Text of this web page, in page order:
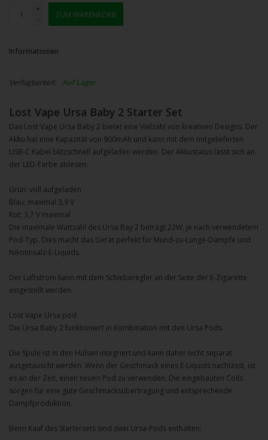
+
-
ZUM WARENKORB
Informationen
Verfügbarkeit: Auf Lager
Lost Vape Ursa Baby 2 Starter Set
Das Lost Vape Ursa Baby 2 bietet eine Vielzahl von kreativen Designs. Der
Akku hat eine Kapazität von 900mAh und kann mit dem mitgelieferten
USB-C Kabel blitzschnell aufgeladen werden. Der Akkustatus lässt sich an
der LED-Farbe ablesen:
Grün: voll aufgeladen
Blau: maximal 3,9 V
Rot: 3,7 V maximal
Die maximale Wattzahl des Ursa Bay 2 beträgt 22W, je nach verwendetem
Pod-Typ. Dies macht das Gerät perfekt für Mund-zu-Lunge-Dämpfe und
Nikotinsalz-E-Liquids.
Der Luftstrom kann mit dem Schieberegler an der Seite der E-Zigarette
eingestellt werden.
Lost Vape Ursa pod
Die Ursa Baby 2 funktioniert in Kombination mit den Ursa Pods.
Die Spule ist in den Hülsen integriert und kann daher nicht separat
ausgetauscht werden. Wenn der Geschmack eines E-Liquids nachlässt, ist
es an der Zeit, einen neuen Pod zu verwenden. Die eingebauten Coils
sorgen für eine gute Geschmacksübertragung und entsprechende
Dampfproduktion.
Beim Kauf des Startersets sind zwei Ursa-Pods enthalten: